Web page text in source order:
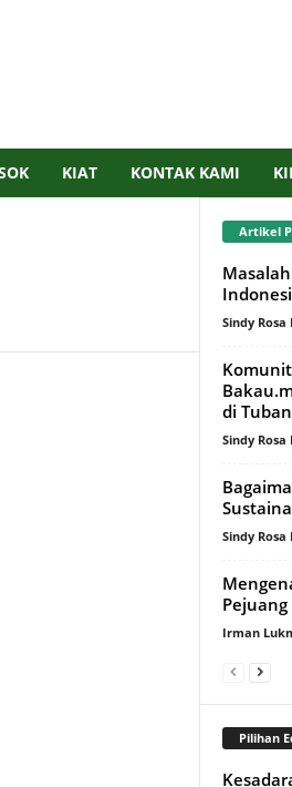
KIAT KONTAK KAMI
Artikel
Sindy
di Tuban
Sindy
Sindy
Irman
Pilihan